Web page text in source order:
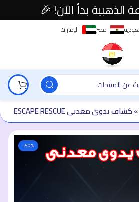
مصر الإمارات
»كشاف يدوى معدنى ESCAPE RESCUE
-50%
الذهبية بدأ الآن! 🎉